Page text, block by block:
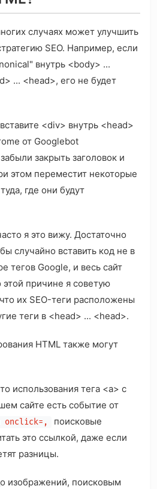
случаях может улучшить
SEO. Например, если
внутрь <body> ...
... <head>, его не будет
<div> внутрь <head>
от Googlebot
закрыть заголовок и
этом переместит некоторые
где они будут
я это вижу. Достаточно
случайно вставить код не в
тегов Google, и весь сайт
причине я советую
их SEO-теги расположены
теги в <head> ... <head>.
HTML также могут
использования тега <a> с
сайте есть событие от
onclick=,
поисковые
это ссылкой, даже если
разницы.
изображений, поисковым